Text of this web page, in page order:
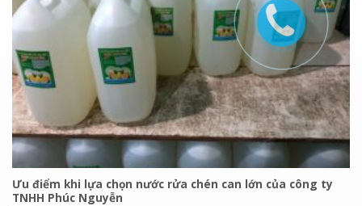
Ưu điểm khi lựa chọn nước rửa chén can lớn của công ty
TNHH Phúc Nguyễn